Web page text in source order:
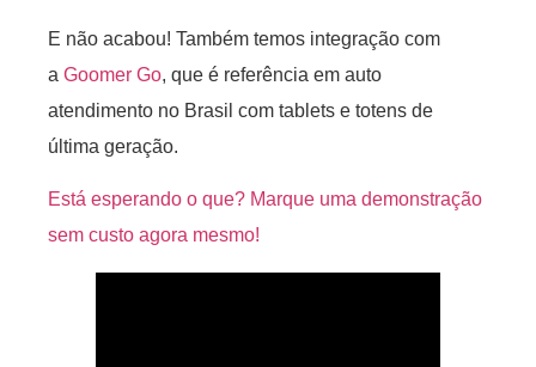
E não acabou! Também temos integração com
a Goomer Go, que é referência em auto
atendimento no Brasil com tablets e totens de
última geração.
Está esperando o que? Marque uma demonstração
sem custo agora mesmo!